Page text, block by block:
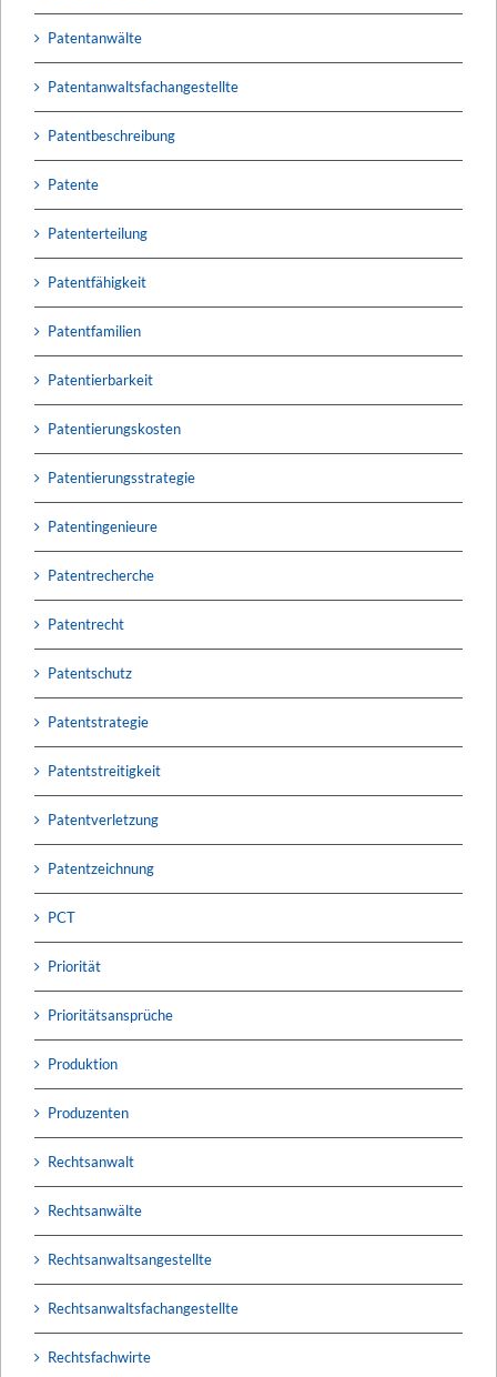
Patentanwälte
Patentanwaltsfachangestellte
Patentbeschreibung
Patente
Patenterteilung
Patentfähigkeit
Patentfamilien
Patentierbarkeit
Patentierungskosten
Patentierungsstrategie
Patentingenieure
Patentrecherche
Patentrecht
Patentschutz
Patentstrategie
Patentstreitigkeit
Patentverletzung
Patentzeichnung
PCT
Priorität
Prioritätsansprüche
Produktion
Produzenten
Rechtsanwalt
Rechtsanwälte
Rechtsanwaltsangestellte
Rechtsanwaltsfachangestellte
Rechtsfachwirte